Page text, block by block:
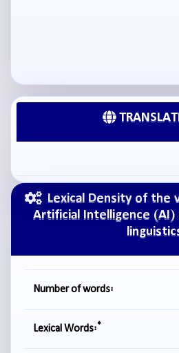
Lexical Density of the
Artificial Intelligence
Number of words:
Lexical Words:*